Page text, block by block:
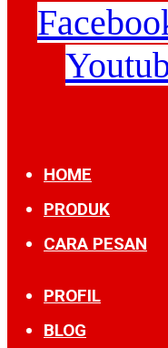
HOME
PRODUK
CARA PESAN
PROFIL
BLOG